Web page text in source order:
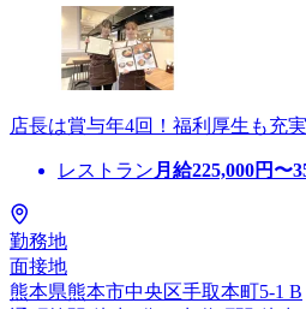
店長は賞与年4回！福利厚生も充
レストラン 月給225,000円〜
勤務地
面接地
熊本県熊本市中央区手取本町5-1 B